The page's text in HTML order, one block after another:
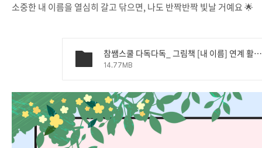
소중한 내 이름을 열심히 갈고 닦으면, 나도 반짝반짝 빛날 거예요 🌟
참쌤스쿨 다독다독_ 그림책 [내 이름] 연계 활동지 표지 꾸미기 세트(랄라설쌤).zip
14.77MB